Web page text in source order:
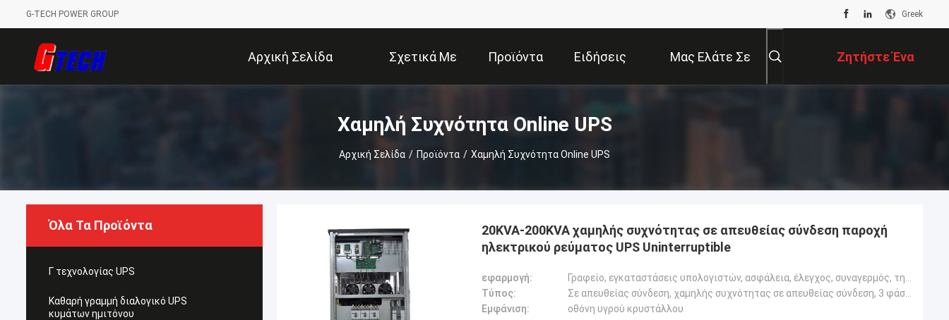
G-TECH POWER GROUP Greek
Αρχική Σελίδα Σχετικά Με Προϊόντα Ειδήσεις Μας Ελάτε Σε Ζητήστε Ένα
Απόσπασμα
Χαμηλή Συχνότητα Online UPS
Αρχική Σελίδα / Προϊόντα / Χαμηλή Συχνότητα Online UPS
Όλα Τα Προϊόντα
Γ τεχνολογίας UPS
Καθαρή γραμμή διαλογικό UPS
κυμάτων ημιτόνου
20KVA-200KVA χαμηλής συχνότητας σε απευθείας σύνδεση παροχή
ηλεκτρικού ρεύματος UPS Uninterruptible
εφαρμογή:
Τύπος:
Εμφάνιση:
οθόνη υγρού κρυστάλλου